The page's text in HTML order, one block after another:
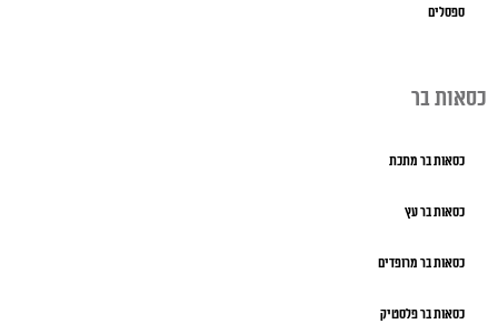
ספסלים
כסאות בר
כסאות בר מתכת
כסאות בר עץ
כסאות בר מרופדים
כסאות בר פלסטיק